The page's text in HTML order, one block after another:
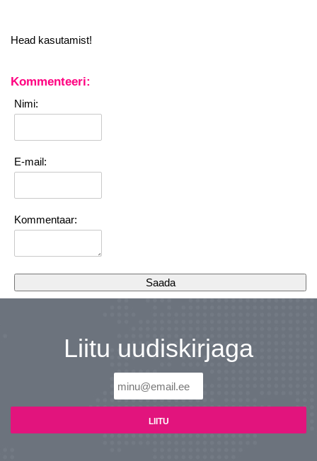
Head kasutamist!
Kommenteeri:
Nimi:
E-mail:
Kommentaar:
Liitu uudiskirjaga